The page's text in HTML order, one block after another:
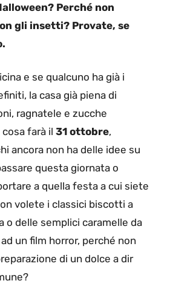
Perché non
gli insetti? Provate, se
e se qualcuno ha già i
la casa già piena di
ragnatele e zucche
farà il 31 ottobre,
ancora non ha delle idee su
questa giornata o
a quella festa a cui siete
volete i classici biscotti a
o delle semplici caramelle da
un film horror, perché non
di un dolce a dir